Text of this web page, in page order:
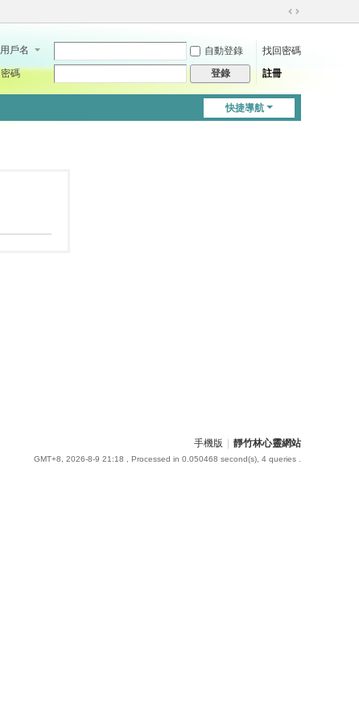
切
到
用戶名 自動登錄
找回密碼
密碼
登錄 註冊
快捷導航
手機版 靜竹林心靈網站
GMT+8, 2026-8-9 21:18 , Processed in 0.050468 second(s), 4 queries .